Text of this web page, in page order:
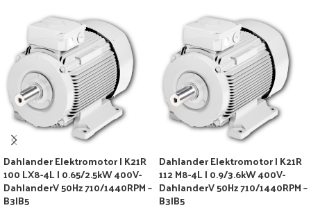
Dahlander Elektromotor | K21R
100 LX8-4L | 0.65/2.5kW 400V-
DahlanderV 50Hz 710/1440RPM –
B3|B5
Dahlander Elektromotor | K21R
112 M8-4L | 0.9/3.6kW 400V-
DahlanderV 50Hz 710/1440RPM –
B3|B5